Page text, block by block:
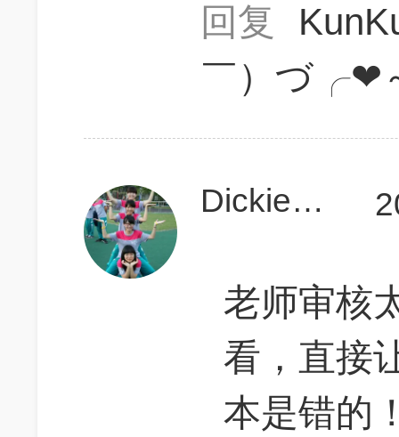
回复
￣）づ╭❤
Dickie2017
老师审核
看，直接
本是错的